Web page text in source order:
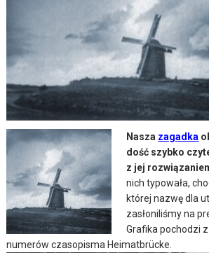
Nasza zagadka
dość szybko
z jej
nich typowała,
której nazwę dla
zasłoniliśmy na
Grafika pochodzi
numerów czasopisma Heimatbrücke.